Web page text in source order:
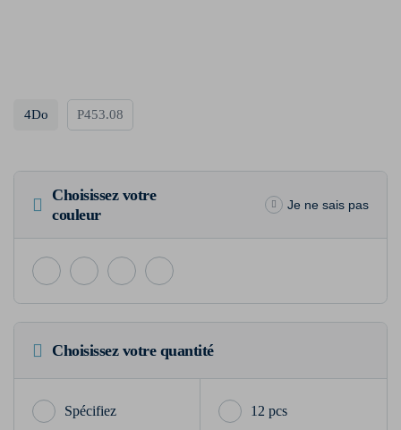
4Do P453.08
Choisissez votre
couleur
Je ne sais pas
Choisissez votre quantité
12 pcs